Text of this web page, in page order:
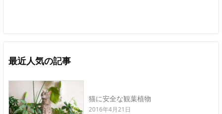
最近人気の記事
猫に安全な観葉植物
2016年4月21日